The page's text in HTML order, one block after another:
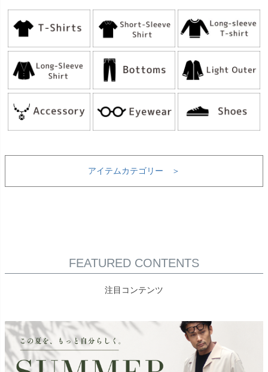
アイテムカテゴリー ＞
FEATURED CONTENTS
注目コンテンツ